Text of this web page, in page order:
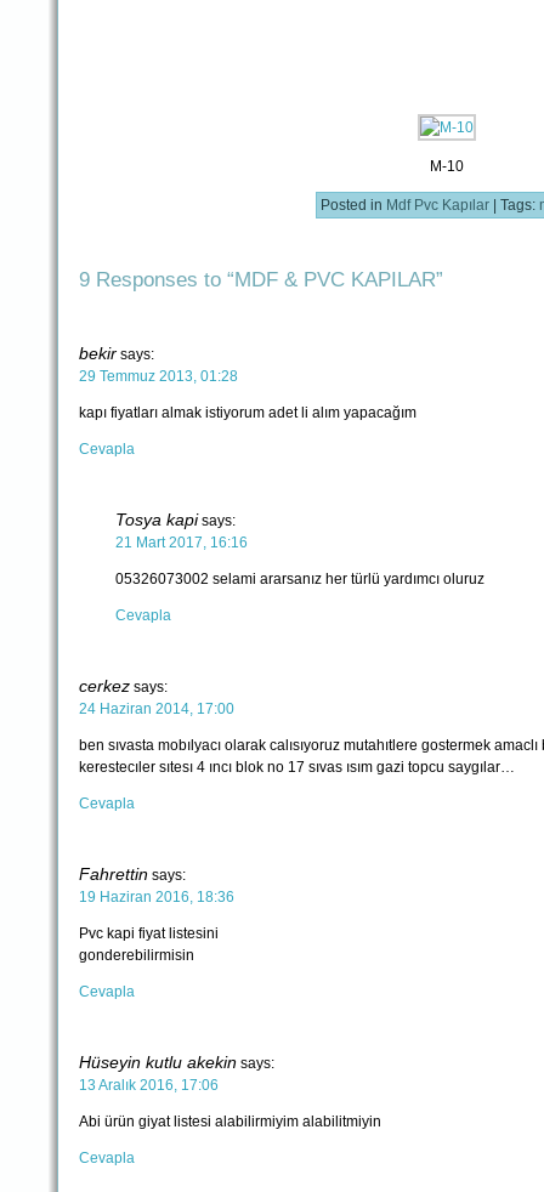
M-10
Posted in Mdf Pvc Kapılar | Tags:
9 Responses to “MDF & PVC KAPILAR”
bekir says:
29 Temmuz 2013, 01:28
kapı fiyatları almak istiyorum adet li alım yapacağım
Cevapla
Tosya kapi says:
21 Mart 2017, 16:16
05326073002 selami ararsanız her türlü yardımcı oluruz
Cevapla
cerkez says:
24 Haziran 2014, 17:00
ben sıvasta mobılyacı olarak calısıyoruz mutahıtlere gostermek
kerestecıler sıtesı 4 ıncı blok no 17 sıvas ısım gazi topcu saygılar…
Cevapla
Fahrettin says:
19 Haziran 2016, 18:36
Pvc kapi fiyat listesini
gonderebilirmisin
Cevapla
Hüseyin kutlu akekin says:
13 Aralık 2016, 17:06
Abi ürün giyat listesi alabilirmiyim alabilitmiyin
Cevapla